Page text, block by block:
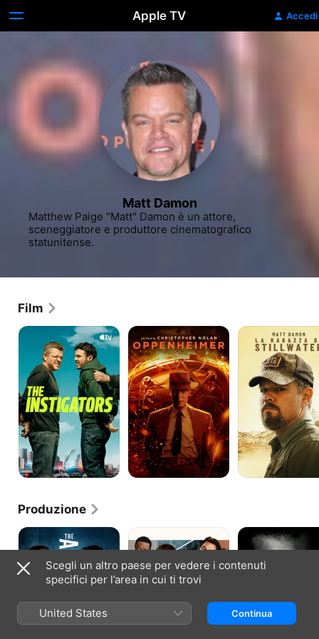
Apple TV Accedi
Matt Damon
Matthew Paige "Matt" Damon è un attore,
sceneggiatore e produttore cinematografico
statunitense.
Film
The
Instigators
Oppenheimer
La
ragazza
stillwater
Produzione
The
Accountant
AIR
-
STORIA
DEL
SALTO
Jason
Bourne
Scegli un altro paese per vedere i contenuti
specifici per l’area in cui ti trovi
United States Continua